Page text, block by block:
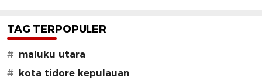
TAG TERPOPULER
# maluku utara
# kota tidore kepulauan